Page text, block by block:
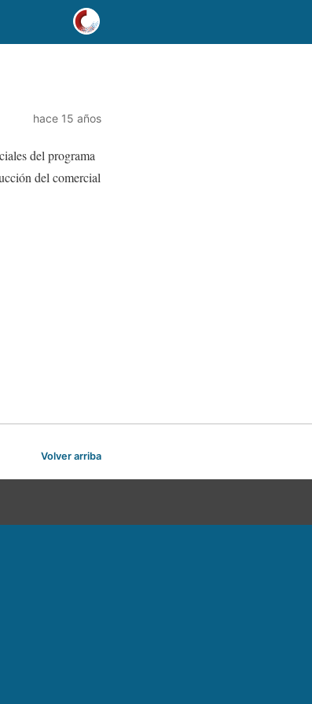
hace 15 años
del programa
del comercial
Volver arriba